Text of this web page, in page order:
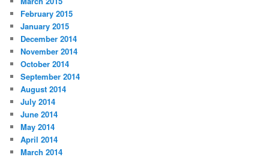
February 2015
January 2015
December 2014
November 2014
October 2014
September 2014
August 2014
July 2014
June 2014
May 2014
April 2014
March 2014